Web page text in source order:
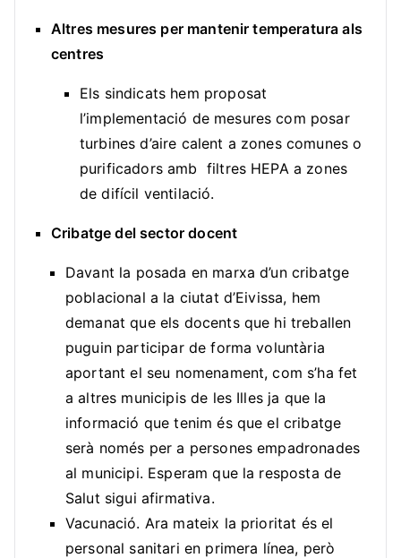
Altres mesures per mantenir temperatura als
centres
Els sindicats hem proposat
l’implementació de mesures com posar
turbines d’aire calent a zones comunes o
purificadors amb filtres HEPA a zones
de difícil ventilació.
Cribatge del sector docent
Davant la posada en marxa d’un cribatge
poblacional a la ciutat d’Eivissa, hem
demanat que els docents que hi treballen
puguin participar de forma voluntària
aportant el seu nomenament, com s’ha fet
a altres municipis de les Illes ja que la
informació que tenim és que el cribatge
serà només per a persones empadronades
al municipi. Esperam que la resposta de
Salut sigui afirmativa.
Vacunació. Ara mateix la prioritat és el
personal sanitari en primera línea, però